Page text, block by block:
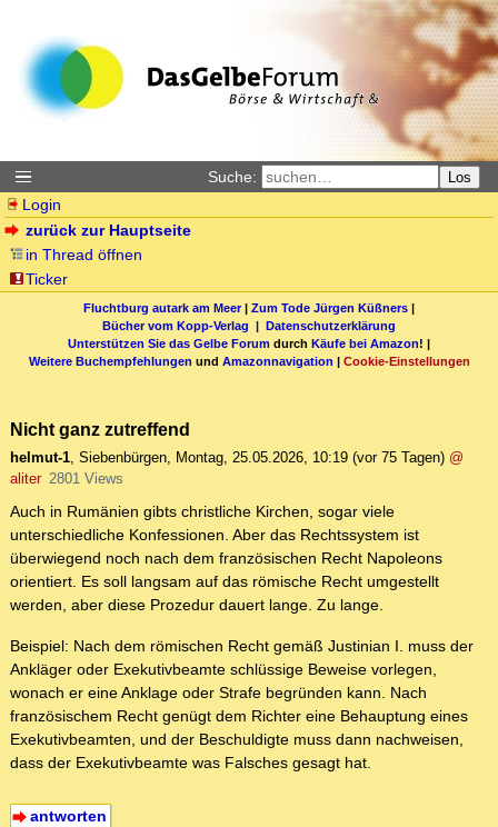
Suche: Los
Login
zurück zur Hauptseite
in Thread öffnen
Ticker
Fluchtburg autark am Meer| Zum Tode Jürgen Küßners |
Bücher vom Kopp-Verlag | Datenschutzerklärung
Unterstützen Sie das Gelbe Forum durch Käufe bei Amazon! |
Weitere Buchempfehlungen und Amazonnavigation | Cookie-Einstellungen
Nicht ganz zutreffend
helmut-1, Siebenbürgen, Montag, 25.05.2026, 10:19 (vor 75 Tagen) @
aliter 2801 Views
Auch in Rumänien gibts christliche Kirchen, sogar viele
unterschiedliche Konfessionen. Aber das Rechtssystem ist
überwiegend noch nach dem französischen Recht Napoleons
orientiert. Es soll langsam auf das römische Recht umgestellt
werden, aber diese Prozedur dauert lange. Zu lange.
Beispiel: Nach dem römischen Recht gemäß Justinian I. muss der
Ankläger oder Exekutivbeamte schlüssige Beweise vorlegen,
wonach er eine Anklage oder Strafe begründen kann. Nach
französischem Recht genügt dem Richter eine Behauptung eines
Exekutivbeamten, und der Beschuldigte muss dann nachweisen,
dass der Exekutivbeamte was Falsches gesagt hat.
antworten